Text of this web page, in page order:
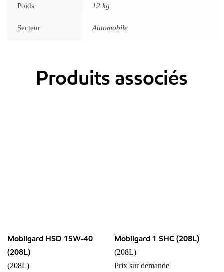
Poids 12 kg
Secteur Automobile
Produits associés
Mobilgard HSD 15W-40
(208L)
(208L)
Mobilgard 1 SHC (208L)
(208L)
Prix sur demande